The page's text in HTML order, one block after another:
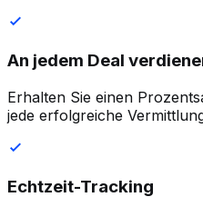
An jedem Deal
Erhalten Sie einen
jede erfolgreiche
Echtzeit-Tracking